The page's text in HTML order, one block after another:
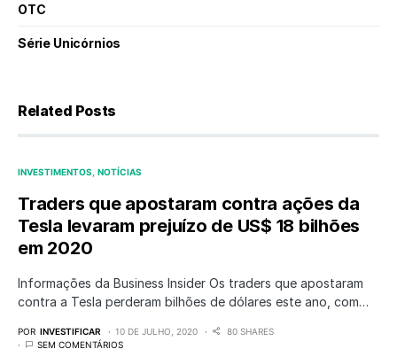
OTC
Série Unicórnios
Related Posts
INVESTIMENTOS NOTÍCIAS
Traders que apostaram contra ações da
Tesla levaram prejuízo de US$ 18 bilhões
em 2020
Informações da Business Insider Os traders que apostaram
contra a Tesla perderam bilhões de dólares este ano, com…
POR INVESTIFICAR 10 DE JULHO, 2020
80 SHARES
SEM COMENTÁRIOS